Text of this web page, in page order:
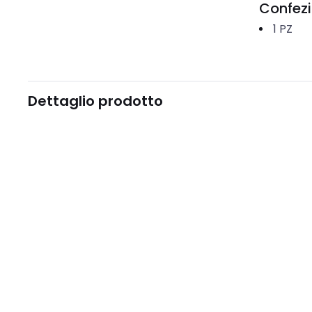
1 PZ
Dettaglio prodotto